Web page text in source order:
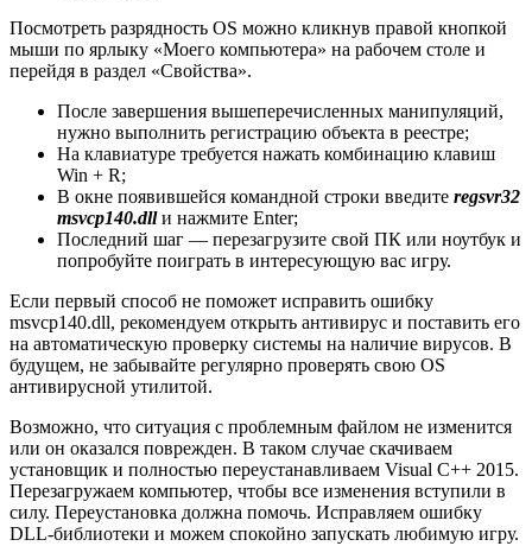
Посмотреть разрядность OS можно кликнув правой кнопкой
мыши по ярлыку «Моего компьютера» на рабочем столе и
перейдя в раздел «Свойства».
После завершения вышеперечисленных манипуляций,
нужно выполнить регистрацию объекта в реестре;
На клавиатуре требуется нажать комбинацию клавиш
Win + R;
В окне появившейся командной строки введите regsvr32
msvcp140.dllи нажмите Enter;
Последний шаг — перезагрузите свой ПК или ноутбук и
попробуйте поиграть в интересующую вас игру.
Если первый способ не поможет исправить ошибку
msvcp140.dll, рекомендуем открыть антивирус и поставить его
на автоматическую проверку системы на наличие вирусов. В
будущем, не забывайте регулярно проверять свою OS
антивирусной утилитой.
Возможно, что ситуация с проблемным файлом не изменится
или он оказался поврежден. В таком случае скачиваем
установщик и полностью переустанавливаем Visual C++ 2015.
Перезагружаем компьютер, чтобы все изменения вступили в
силу. Переустановка должна помочь. Исправляем ошибку
DLL-библиотеки и можем спокойно запускать любимую игру.